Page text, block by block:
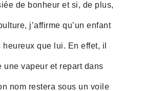
de bonheur et si, de plus,
j’affirme qu’un enfant
heureux que lui. En effet, il
une vapeur et repart dans
nom restera sous un voile